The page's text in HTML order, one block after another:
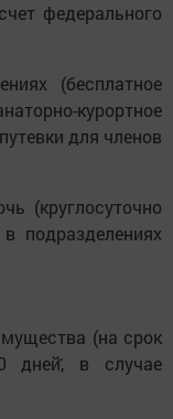
федерального
(бесплатное
курортное
для членов
(круглосуточно
подразделениях
(на срок
дней̆, в случае